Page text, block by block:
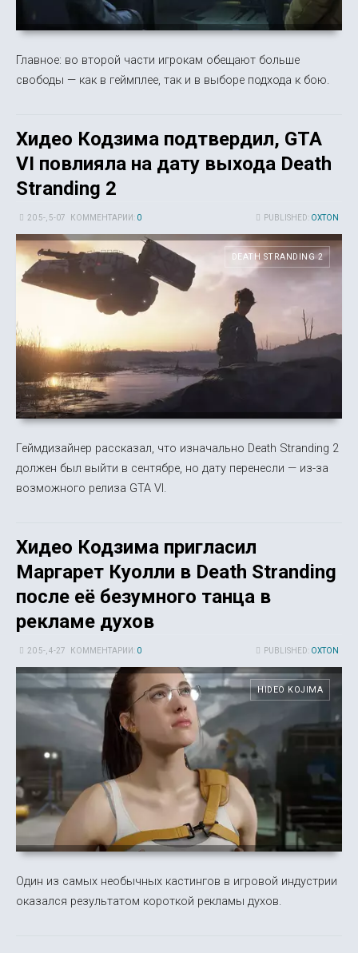
Главное: во второй части игрокам обещают больше
свободы — как в геймплее, так и в выборе подхода к бою.
Хидео Кодзима подтвердил, GTA
VI повлияла на дату выхода Death
Stranding 2
PUBLISHED: OXTON
20 5-, 5-07 КОММЕНТАРИИ: 0
DEATH STRANDING 2
Геймдизайнер рассказал, что изначально Death Stranding 2
должен был выйти в сентябре, но дату перенесли — из-за
возможного релиза GTA VI.
Хидео Кодзима пригласил
Маргарет Куолли в Death Stranding
после её безумного танца в
рекламе духов
PUBLISHED: OXTON
20 5-, 4-27 КОММЕНТАРИИ: 0
HIDEO KOJIMA
Один из самых необычных кастингов в игровой индустрии
оказался результатом короткой рекламы духов.